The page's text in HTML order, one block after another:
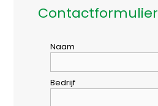
Contactformulier
Naam
Bedrijf